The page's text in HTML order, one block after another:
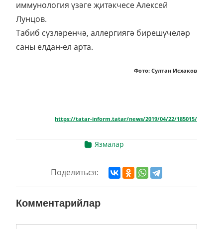
иммунология үзәге җитәкчесе Алексей
Лунцов.
Табиб сүзләренчә, аллергиягә бирешүчеләр
саны елдан-ел арта.
Фото: Султан Исхаков
https://tatar-inform.tatar/news/2019/04/22/185015/
Язмалар
Поделиться:
Комментарийлар